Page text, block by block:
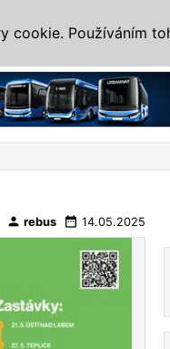
person rebus date_range 14.05.2025
cookie. Používáním